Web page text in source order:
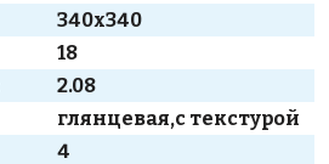
340x340
18
2.08
глянцевая,с текстурой
4